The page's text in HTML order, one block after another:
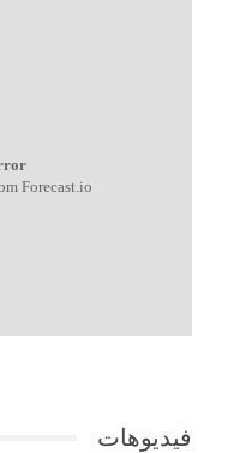
Forecast.io!.
فيديوهات